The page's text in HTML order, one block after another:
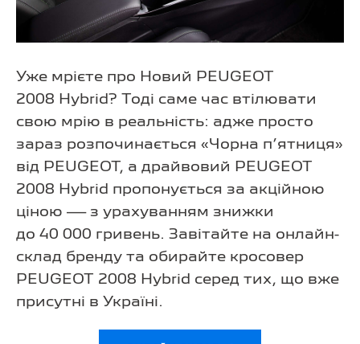
Уже мрієте про Новий PEUGEOT
2008 Hybrid? Тоді саме час втілювати
свою мрію в реальність: адже просто
зараз розпочинається «Чорна п’ятниця»
від PEUGEOT, а драйвовий PEUGEOT
2008 Hybrid пропонується за акційною
ціною — з урахуванням знижки
до 40 000 гривень. Завітайте на онлайн-
склад бренду та обирайте кросовер
PEUGEOT 2008 Hybrid серед тих, що вже
присутні в Україні.